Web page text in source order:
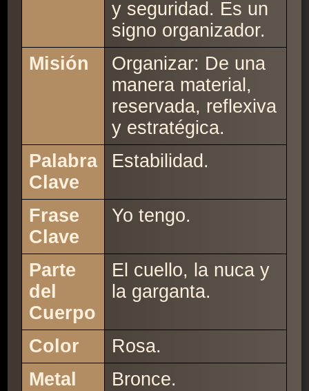
y seguridad. Es un
signo organizador.
Misión
Organizar: De una
manera material,
reservada, reflexiva
y estratégica.
Palabra
Clave
Estabilidad.
Frase
Clave
Yo tengo.
Parte
del
Cuerpo
El cuello, la nuca y
la garganta.
Color
Rosa.
Metal
Bronce.